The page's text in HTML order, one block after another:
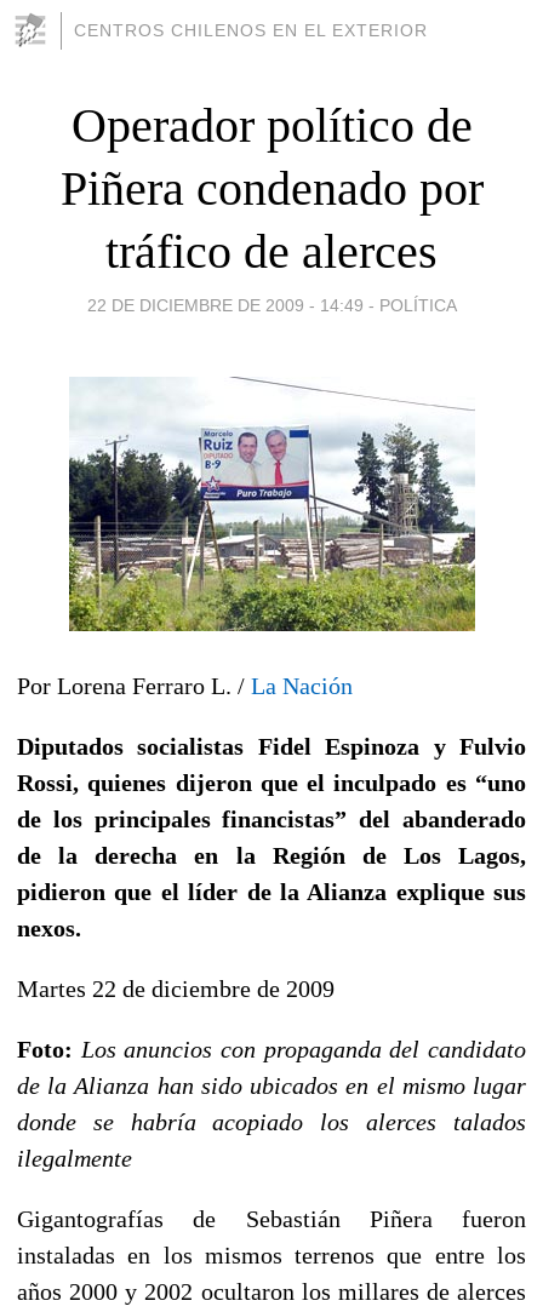
CENTROS CHILENOS EN EL EXTERIOR
Operador político de
Piñera condenado por
tráfico de alerces
22 DE DICIEMBRE DE 2009 - 14:49 - POLÍTICA
Por Lorena Ferraro L. / La Nación
Diputados socialistas Fidel Espinoza y Fulvio
Rossi, quienes dijeron que el inculpado es “uno
de los principales financistas” del abanderado
de la derecha en la Región de Los Lagos,
pidieron que el líder de la Alianza explique sus
nexos.
Martes 22 de diciembre de 2009
Foto: Los anuncios con propaganda del candidato
de la Alianza han sido ubicados en el mismo lugar
donde se habría acopiado los alerces talados
ilegalmente
Gigantografías de Sebastián Piñera fueron
instaladas en los mismos terrenos que entre los
años 2000 y 2002 ocultaron los millares de alerces